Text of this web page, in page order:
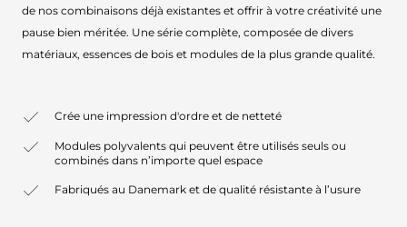
de nos combinaisons déjà existantes et offrir à votre créativité une
pause bien méritée. Une série complète, composée de divers
matériaux, essences de bois et modules de la plus grande qualité.
Crée une impression d'ordre et de netteté
Modules polyvalents qui peuvent être utilisés seuls ou
combinés dans n’importe quel espace
Fabriqués au Danemark et de qualité résistante à l’usure